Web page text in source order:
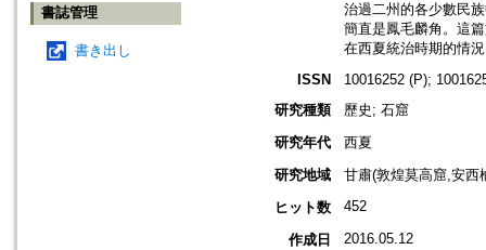
書誌管理
書き出し
治過二州的各少數民
簡直是鳳毛麟角。這
在西夏統治時期的情
ISSN
10016252 (P);
研究種類
歷史; 石窟
研究年代
西夏
研究地域
甘肅(敦煌莫高窟,安西
ヒット数
452
作成日 2016.05.12